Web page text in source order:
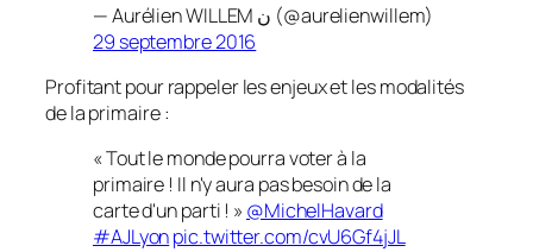
— Aurélien WILLEM ن (@aurelienwillem)
29 septembre 2016
Profitant pour rappeler les enjeux et les modalités
de la primaire :
« Tout le monde pourra voter à la
primaire ! Il n'y aura pas besoin de la
carte d'un parti ! » @MichelHavard
#AJLyonpic.twitter.com/cvU6Gf4jJL